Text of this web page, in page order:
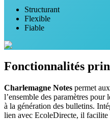
Structurant
Flexible
Fiable
Fonctionnalités
Charlemagne Notes permet
l’ensemble des paramètres pour
à la génération des bulletins.
lien avec EcoleDirecte, il facilite